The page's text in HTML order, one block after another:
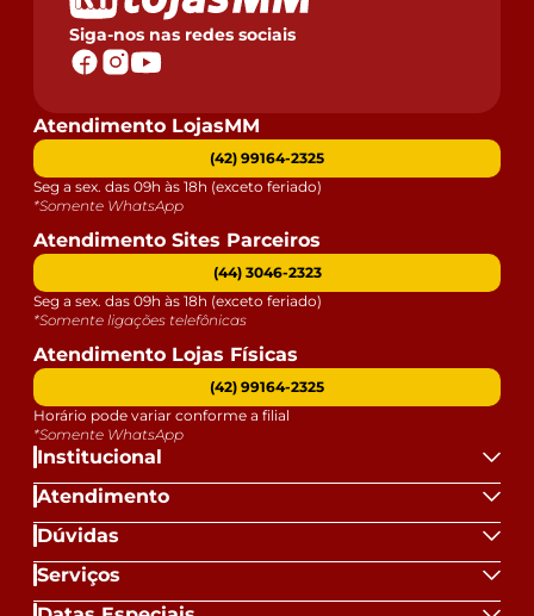
Siga-nos nas redes sociais
Institucional
Atendimento
Dúvidas
Serviços
Atendimento LojasMM
(42) 99164-2325
Seg a sex. das 09h às 18h (exceto feriado)
*Somente WhatsApp
Atendimento Sites Parceiros
(44) 3046-2323
Seg a sex. das 09h às 18h (exceto feriado)
*Somente ligações telefônicas
Atendimento Lojas Físicas
(42) 99164-2325
Horário pode variar conforme a filial
*Somente WhatsApp